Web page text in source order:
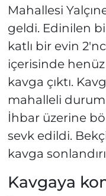
Mahallesi
geldi. Edinilen
katlı bir evin
içerisinde
kavga çıktı.
mahalleli
İhbar üzerine
sevk edildi.
kavga
Kavgaya